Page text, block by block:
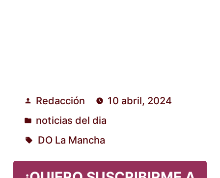
Publicado
por
Redacción 10 abril, 2024
Publicado
en
noticias del dia
DO La Mancha